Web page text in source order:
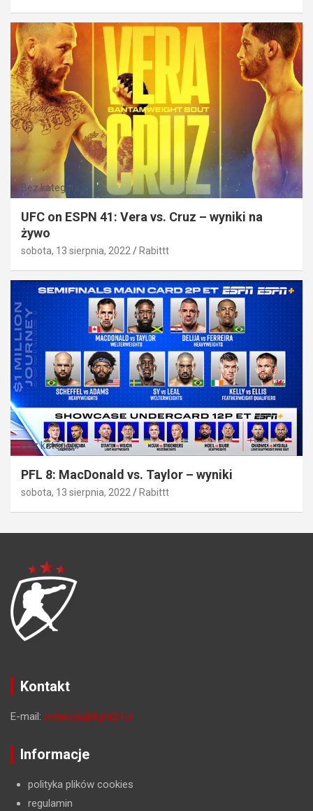
Bez kategorii
UFC on ESPN 41: Vera vs. Cruz – wyniki na
żywo
sobota, 13 sierpnia, 2022 Rabittt
Bez kategorii
PFL 8: MacDonald vs. Taylor – wyniki
sobota, 13 sierpnia, 2022 Rabittt
Kontakt
E-mail: redakcja@fight24.pl
Informacje
polityka plików cookies
regulamin